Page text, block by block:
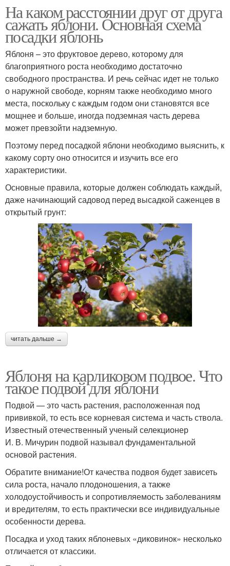
На каком расстоянии друг от друга
сажать яблони. Основная схема
посадки яблонь
Яблоня – это фруктовое дерево, которому для
благоприятного роста необходимо достаточно
свободного пространства. И речь сейчас идет не только
о наружной свободе, корням также необходимо много
места, поскольку с каждым годом они становятся все
мощнее и больше, иногда подземная часть дерева
может превзойти надземную.
Поэтому перед посадкой яблони необходимо выяснить, к
какому сорту оно относится и изучить все его
характеристики.
Основные правила, которые должен соблюдать каждый,
даже начинающий садовод перед высадкой саженцев в
открытый грунт:
читать дальше →
Яблоня на карликовом подвое. Что
такое подвой для яблони
Подвой — это часть растения, расположенная под
прививкой, то есть все корневая система и часть ствола.
Известный отечественный ученый селекционер
И. В. Мичурин подвой называл фундаментальной
основой растения.
Обратите внимание!От качества подвоя будет зависеть
сила роста, начало плодоношения, а также
холодоустойчивость и сопротивляемость заболеваниям
и вредителям, то есть практически все индивидуальные
особенности дерева.
Посадка и уход таких яблоневых «диковинок» несколько
отличается от классики.